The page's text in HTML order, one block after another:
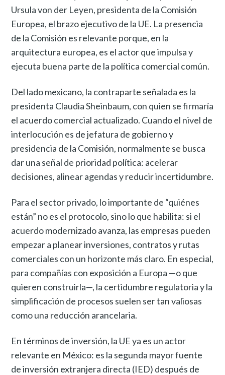
Ursula von der Leyen, presidenta de la Comisión
Europea, el brazo ejecutivo de la UE. La presencia
de la Comisión es relevante porque, en la
arquitectura europea, es el actor que impulsa y
ejecuta buena parte de la política comercial común.
Del lado mexicano, la contraparte señalada es la
presidenta Claudia Sheinbaum, con quien se firmaría
el acuerdo comercial actualizado. Cuando el nivel de
interlocución es de jefatura de gobierno y
presidencia de la Comisión, normalmente se busca
dar una señal de prioridad política: acelerar
decisiones, alinear agendas y reducir incertidumbre.
Para el sector privado, lo importante de “quiénes
están” no es el protocolo, sino lo que habilita: si el
acuerdo modernizado avanza, las empresas pueden
empezar a planear inversiones, contratos y rutas
comerciales con un horizonte más claro. En especial,
para compañías con exposición a Europa —o que
quieren construirla—, la certidumbre regulatoria y la
simplificación de procesos suelen ser tan valiosas
como una reducción arancelaria.
En términos de inversión, la UE ya es un actor
relevante en México: es la segunda mayor fuente
de inversión extranjera directa (IED) después de